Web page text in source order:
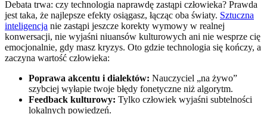
Debata trwa: czy technologia naprawdę zastąpi człowieka? Prawda
jest taka, że najlepsze efekty osiągasz, łącząc oba światy. Sztuczna
inteligencja nie zastąpi jeszcze korekty wymowy w realnej
konwersacji, nie wyjaśni niuansów kulturowych ani nie wesprze cię
emocjonalnie, gdy masz kryzys. Oto gdzie technologia się kończy, a
zaczyna wartość człowieka:
Poprawa akcentu i dialektów: Nauczyciel „na żywo”
szybciej wyłapie twoje błędy fonetyczne niż algorytm.
Feedback kulturowy: Tylko człowiek wyjaśni subtelności
lokalnych powiedzeń.